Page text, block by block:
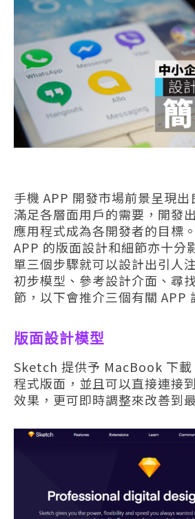
手機 APP 開發市場前景呈現
滿足各層面用戶的需要，開發
應用程式成為各開發者的目標
APP 的版面設計和細節亦十分
單三個步驟就可以設計出引人
初步模型、參考設計介面、尋
節，以下會推介三個有關 APP
版面設計模型
Sketch 提供予 MacBook 下載
程式版面，並且可以直接連接
效果，更可即時調整來改善到